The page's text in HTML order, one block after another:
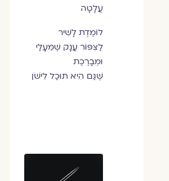
עֲלָטָה
לוֹמֶדֶת לָשִׁיר
לַצִּפּוֹר עֲנָק שֶׁמֵּעָלַי
וּמְבָרֶכֶת
שֶׁגַּם הִיא תּוּכַל לִישֹׁן